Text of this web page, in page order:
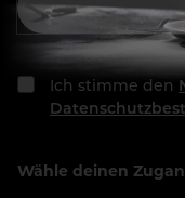
Ich stimme den
Wähle deinen